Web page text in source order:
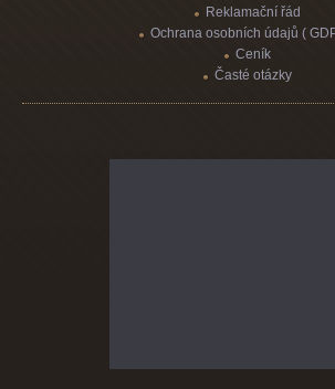
Reklamační řád
Ochrana osobních údajů (
Ceník
Časté otázky